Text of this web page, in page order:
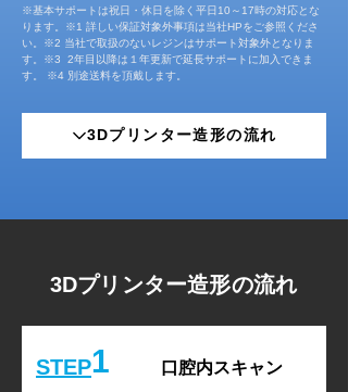
※基本サポートは祝日・休日を除く平日10～17時の対応とな
ります。※1 詳しい保証対象外事項は当社HPをご参照くださ
い。※2 当社で取扱のないレジンはサポート対象外となりま
す。※3 2年目以降は１年更新で延長サポートに加入できま
す。 ※4 別途送料を頂戴します。
3Dプリンター造形の流れ
3Dプリンター造形の流れ
STEP1 口腔内スキャン